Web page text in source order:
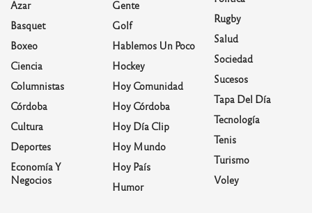
Azar
Basquet
Boxeo
Ciencia
Columnistas
Córdoba
Cultura
Deportes
Economía Y
Negocios
Gente
Golf
Hablemos Un Poco
Hockey
Hoy Comunidad
Hoy Córdoba
Hoy Día Clip
Hoy Mundo
Hoy País
Humor
Rugby
Salud
Sociedad
Sucesos
Tapa Del Día
Tecnología
Tenis
Turismo
Voley